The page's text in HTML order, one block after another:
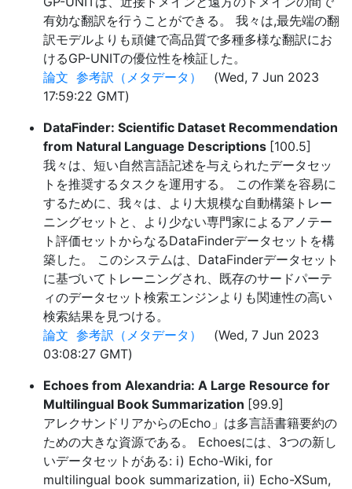
有効な翻訳を行うことができる。 我々は,最先端の翻
訳モデルよりも頑健で高品質で多種多様な翻訳にお
けるGP-UNITの優位性を検証した。
論文 参考訳（メタデータ）
(Wed, 7 Jun 2023
17:59:22 GMT)
DataFinder: Scientific Dataset Recommendation
from Natural Language Descriptions [100.5]
我々は、短い自然言語記述を与えられたデータセッ
トを推奨するタスクを運用する。 この作業を容易に
するために、我々は、より大規模な自動構築トレー
ニングセットと、より少ない専門家によるアノテー
ト評価セットからなるDataFinderデータセットを構
築した。 このシステムは、DataFinderデータセット
に基づいてトレーニングされ、既存のサードパーテ
ィのデータセット検索エンジンよりも関連性の高い
検索結果を見つける。
論文 参考訳（メタデータ）
(Wed, 7 Jun 2023
03:08:27 GMT)
Echoes from Alexandria: A Large Resource for
Multilingual Book Summarization [99.9]
アレクサンドリアからのEcho」は多言語書籍要約の
ための大きな資源である。 Echoesには、3つの新し
いデータセットがある: i) Echo-Wiki, for
multilingual book summarization, ii) Echo-XSum,